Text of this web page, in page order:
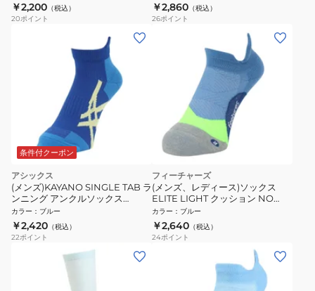
￥2,200 （税込）
20ポイント
￥2,860 （税込）
26ポイント
条件付クーポン
アシックス
(メンズ)KAYANO SINGLE TAB ラ
ンニング アンクルソックス
3013B084.400
カラー ： ブルー
￥2,420 （税込）
22ポイント
フィーチャーズ
(メンズ、レディース)ソックス
ELITE LIGHT クッション NO
SHOW TAB 4400030167251
カラー ： ブルー
￥2,640 （税込）
24ポイント